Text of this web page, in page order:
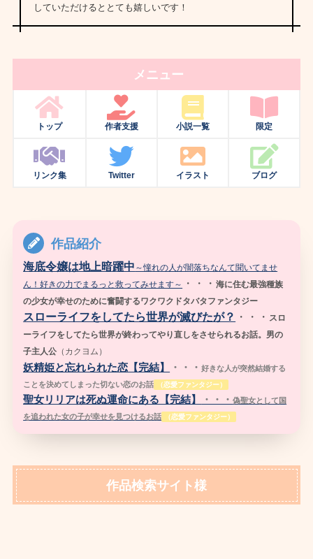
していただけるととても嬉しいです！
メニュー
トップ 作者支援 小説一覧 限定
リンク集 Twitter イラスト ブログ
作品紹介
海底令嬢は地上暗躍中 ～憧れの人が闇落ちなんて聞いてませ
ん！好きの力でまるっと救ってみせます～
・・・海に住む最強種族
の少女が幸せのために奮闘するワクワクドタバタファンタジー
スローライフをしてたら世界が滅びたが？ ・・・ スロ
ーライフをしてたら世界が終わってやり直しをさせられるお話。男の
子主人公 （ カクヨム）
妖精姫と忘れられた恋【完結】 ・・・好きな人が突然結婚する
ことを決めてしまった切ない恋のお話
（恋愛ファンタジー）
聖女リリアは死ぬ運命にある【完結】 ・・・偽聖女として国
を追われた女の子が幸せを見つけるお話
（恋愛ファンタジー）
作品検索サイト様